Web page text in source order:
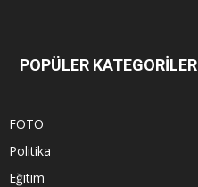
POPÜLER KATEGORİLER
FOTO
Politika
Eğitim